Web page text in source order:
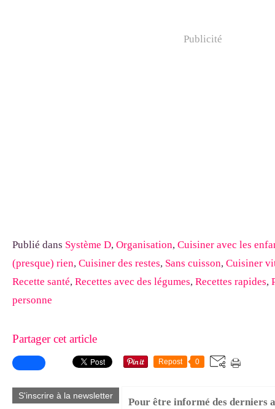
Publicité
Publié dans Système D, Organisation, Cuisiner avec les
(presque) rien, Cuisiner des restes, Sans cuisson, Cuisiner
Recette santé, Recettes avec des légumes, Recettes rapides,
personne
Partager cet article
Repost 0
S'inscrire à la newsletter
Pour être informé des derniers